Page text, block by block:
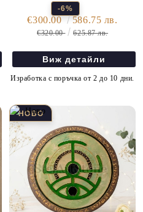
-6%
€300.00 586.75 лв.
€320.00 625.87 лв.
Виж детайли
Изработка с поръчка от 2 до 10 дни.